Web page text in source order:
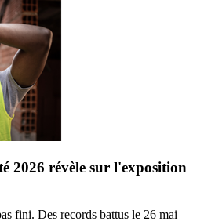
2026 révèle sur l'exposition
fini. Des records battus le 26 mai